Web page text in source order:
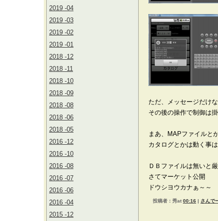
2019 -04
2019 -03
2019 -02
2019 -01
2018 -12
2018 -11
2018 -10
2018 -09
2018 -08
2018 -06
2018 -05
2016 -12
2016 -10
2016 -08
2016 -07
2016 -06
2016 -04
2015 -12
ただ、メッセージだけ
その後の操作で制御は
まあ、MAPファイルと
カタログとかは動く事
ＤＢファイルは無いと
さてマーケット公開
ドウシヨウカナぁ～～
投稿者：秀at00:16 | さんで